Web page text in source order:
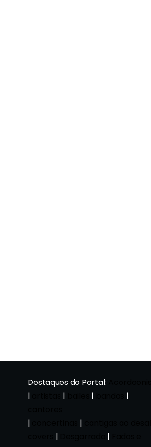
Destaques do Portal:
|
| |
|
|
|
| |